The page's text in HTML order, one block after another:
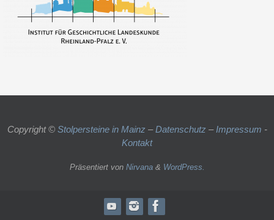
Copyright © Stolpersteine in Mainz –Datenschutz– Impressum -
Kontakt
Präsentiert von Nirvana& WordPress.